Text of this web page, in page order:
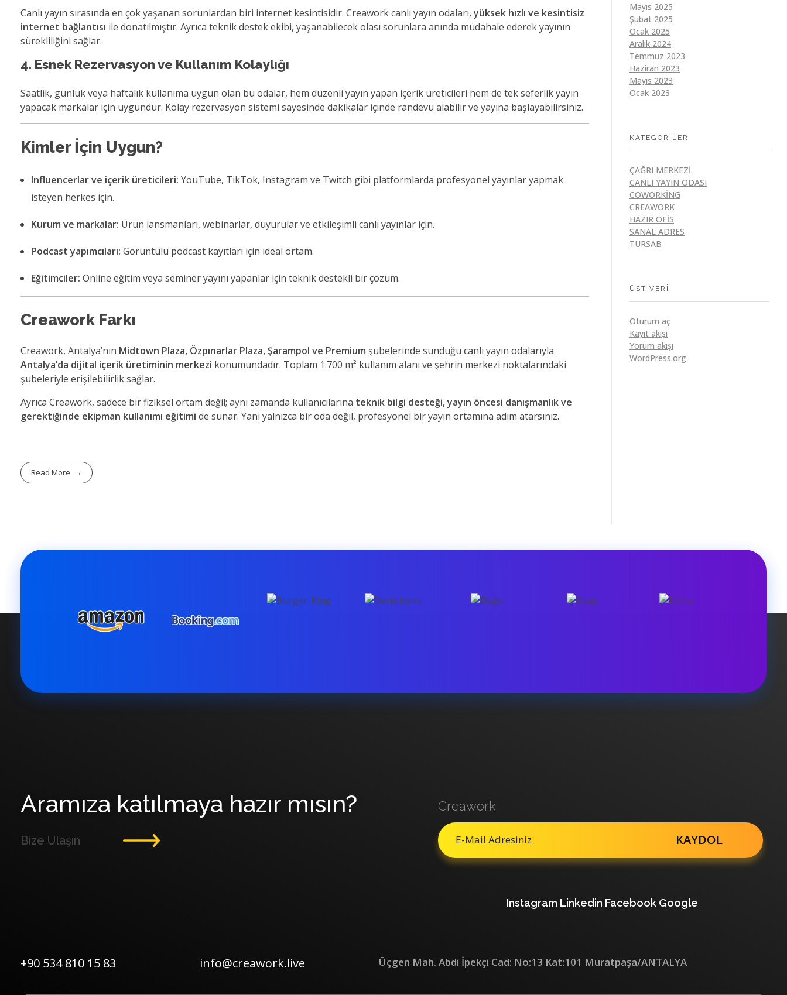
Canlı yayın sırasında en çok yaşanan sorunlardan biri internet kesintisidir. Creawork canlı yayın odaları,yüksek hızlı ve kesintisiz
internet bağlantısı ile donatılmıştır. Ayrıca teknik destek ekibi, yaşanabilecek olası sorunlara anında müdahale ederek yayının
sürekliliğini sağlar.
4. Esnek Rezervasyon ve Kullanım Kolaylığı
Saatlik, günlük veya haftalık kullanıma uygun olan bu odalar, hem düzenli yayın yapan içerik üreticileri hem de tek seferlik yayın
yapacak markalar için uygundur. Kolay rezervasyon sistemi sayesinde dakikalar içinde randevu alabilir ve yayına başlayabilirsiniz.
Kimler İçin Uygun?
Influencerlar ve içerik üreticileri: YouTube, TikTok, Instagram ve Twitch gibi platformlarda profesyonel yayınlar yapmak
isteyen herkes için.
Kurum ve markalar: Ürün lansmanları, webinarlar, duyurular ve etkileşimli canlı yayınlar için.
Podcast yapımcıları: Görüntülü podcast kayıtları için ideal ortam.
Eğitimciler: Online eğitim veya seminer yayını yapanlar için teknik destekli bir çözüm.
Creawork Farkı
Creawork, Antalya’nın Midtown Plaza, Özpınarlar Plaza, Şarampol ve Premium şubelerinde sunduğu canlı yayın odalarıyla
Antalya’da dijital içerik üretiminin merkezi konumundadır. Toplam 1.700 m² kullanım alanı ve şehrin merkezi noktalarındaki
şubeleriyle erişilebilirlik sağlar.
Ayrıca Creawork, sadece bir fiziksel ortam değil; aynı zamanda kullanıcılarına teknik bilgi desteği, yayın öncesi danışmanlık ve
gerektiğinde ekipman kullanımı eğitimi de sunar. Yani yalnızca bir oda değil, profesyonel bir yayın ortamına adım atarsınız.
Read More
Mayıs 2025
Şubat 2025
Ocak 2025
Aralık 2024
Temmuz 2023
Haziran 2023
Mayıs 2023
Ocak 2023
KATEGORILER
ÇAĞRI MERKEZI
CANLI YAYIN ODASI
COWORKING
CREAWORK
HAZIR OFIS
SANAL ADRES
TURSAB
ÜST VERI
Oturum aç
Kayıt akışı
Yorum akışı
WordPress.org
Aramıza katılmaya hazır mısın?
Bize Ulaşın
Creawork
Instagram Linkedin Facebook Google
+90 534 810 15 83 info@creawork.live Üçgen Mah. Abdi İpekçi Cad: No:13 Kat:101 Muratpaşa/ANTALYA